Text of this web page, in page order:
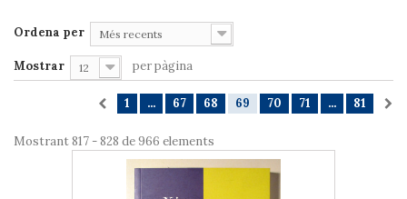
Ordena per Més recents
Mostrar 12 per pàgina
1 ... 67 68 69 70 71 ... 81
Mostrant 817 - 828 de 966 elements